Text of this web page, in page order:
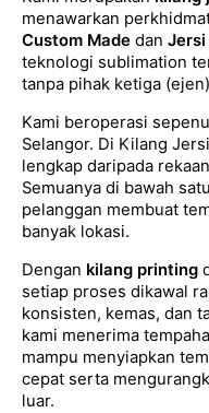
menawarkan
Custom Made dan Jersi
teknologi sublimation
tanpa pihak ketiga
Kami beroperasi
Selangor. Di Kilang
lengkap daripada
Semuanya di bawah
pelanggan membuat
banyak lokasi.
Dengan kilang printing
setiap proses dikawal
konsisten, kemas, dan
kami menerima
mampu menyiapkan
cepat serta
luar.